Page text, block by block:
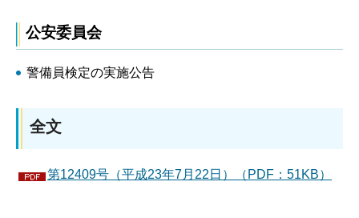
公安委員会
警備員検定の実施公告
全文
第12409号（平成23年7月22日）（PDF：51KB）